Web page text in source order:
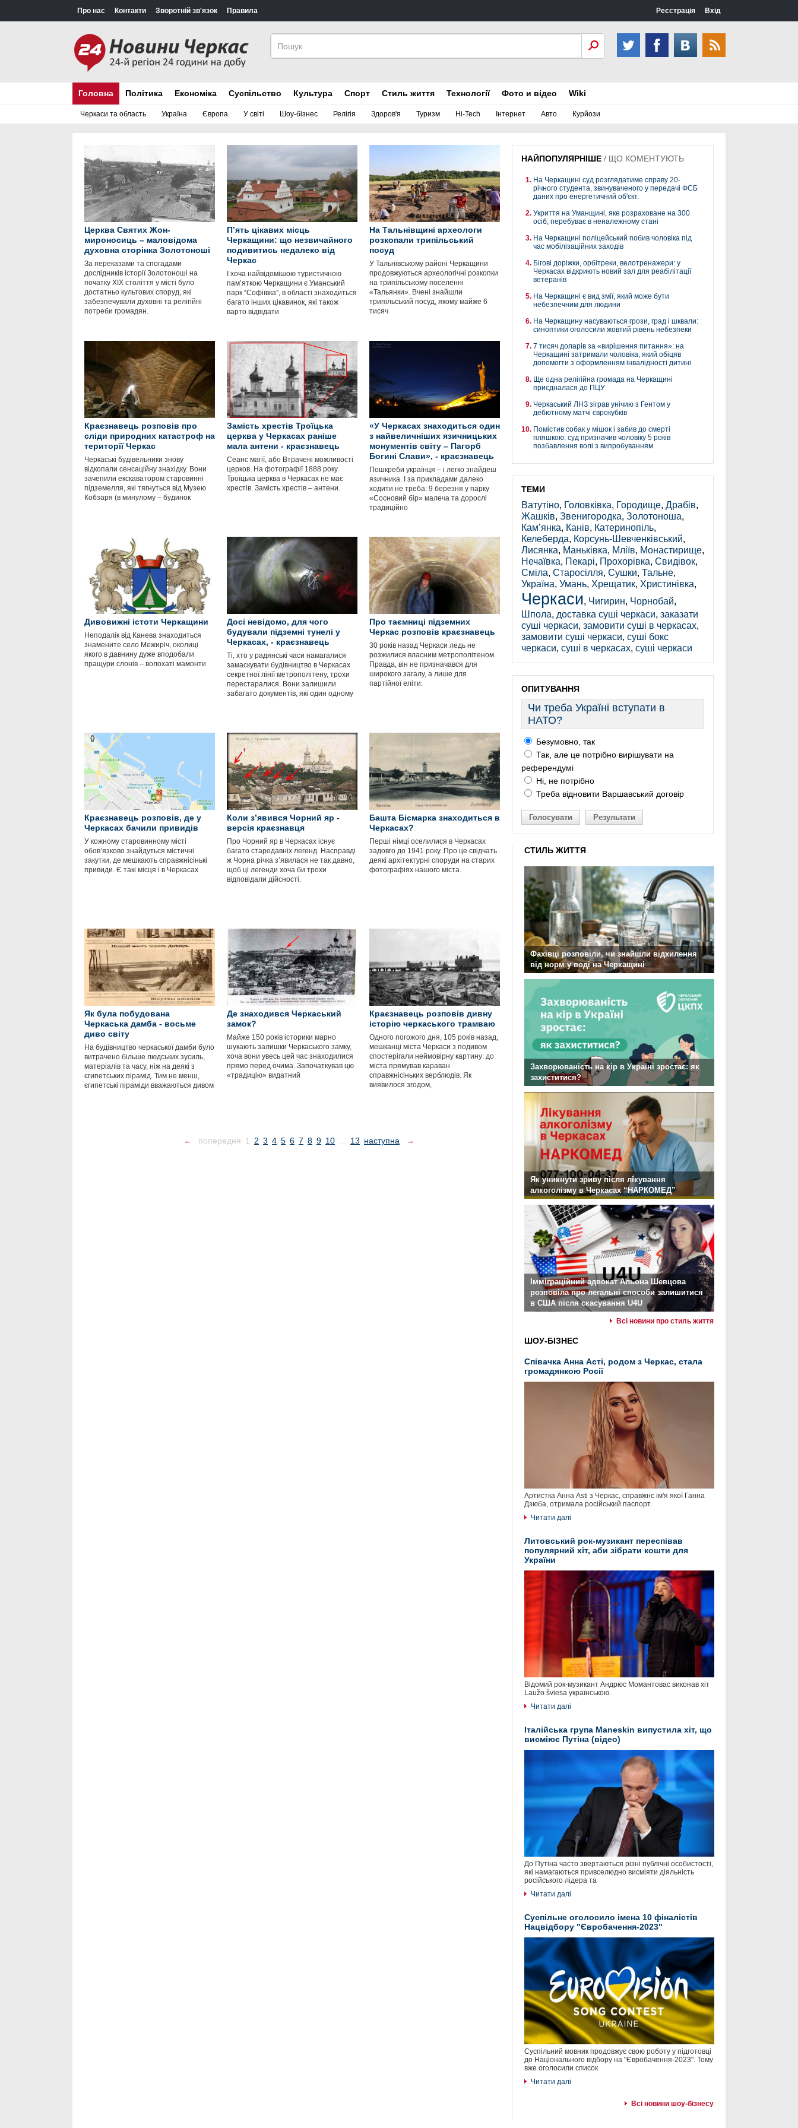
Про нас Контакти Зворотній зв'язок Правила Реєстрація Вхід
Головна
Черкаси та область Україна Європа У світі Шоу-бізнес Релігія Здоров'я Туризм Hi-Tech Інтернет Авто Курйози
Політика Економіка Суспільство Культура Спорт Стиль життя Технології Фото и відео Wiki
Церква Святих Жон-
мироносиць – маловідома
духовна сторінка Золотоноші
За переказами та спогадами
дослідників історії Золотоноші на
початку ХІХ століття у місті було
достатньо культових споруд, які
забезпечували духовні та релігійні
потреби громадян.
П’ять цікавих місць
Черкащини: що незвичайного
подивитись недалеко від
Черкас
І хоча найвідомішою туристичною
пам’яткою Черкащини є Уманський
парк “Софіївка”, в області знаходиться
багато інших цікавинок, які також
варто відвідати
На Тальнівщині археологи
розкопали трипільський
посуд
У Тальнівському районі Черкащини
продовжуються археологічні розкопки
на трипільському поселенні
«Тальянки». Вчені знайшли
трипільський посуд, якому майже 6
тисяч
Краєзнавець розповів про
сліди природних катастроф на
території Черкас
Черкаські будівельники знову
відкопали сенсаційну знахідку. Вони
зачепили екскаватором старовинні
підземелля, які тягнуться від Музею
Кобзаря (в минулому – будинок
Замість хрестів Троїцька
церква у Черкасах раніше
мала антени - краєзнавець
Сеанс магії, або Втрачені можливості
церков. На фотографії 1888 року
Троїцька церква в Черкасах не має
хрестів. Замість хрестів – антени.
«У Черкасах знаходиться один
з найвеличніших язичницьких
монументів світу – Пагорб
Богині Слави», - краєзнавець
Пошкреби українця – і легко знайдеш
язичника. І за прикладами далеко
ходити не треба: 9 березня у парку
«Сосновий бір» малеча та дорослі
традиційно
Дивовижні істоти Черкащини
Неподалік від Канева знаходиться
знамените село Межиріч, околиці
якого в давнину дуже вподобали
пращури слонів – волохаті мамонти
Досі невідомо, для чого
будували підземні тунелі у
Черкасах, - краєзнавець
Ті, хто у радянські часи намагалися
замаскувати будівництво в Черкасах
секретної лінії метрополітену, трохи
перестаралися. Вони залишили
забагато документів, які один одному
Про таємниці підземних
Черкас розповів краєзнавець
30 років назад Черкаси ледь не
розжилися власним метрополітеном.
Правда, він не призначався для
широкого загалу, а лише для
партійної еліти.
Краєзнавець розповів, де у
Черкасах бачили привидів
У кожному старовинному місті
обов’язково знайдуться містичні
закутки, де мешкають справжнісінькі
привиди. Є такі місця і в Черкасах
Коли з’явився Чорний яр -
версія краєзнавця
Про Чорний яр в Черкасах існує
багато стародавніх легенд. Насправді
ж Чорна річка з’явилася не так давно,
щоб ці легенди хоча би трохи
відповідали дійсності.
Башта Бісмарка знаходиться в
Черкасах?
Перші німці оселилися в Черкасах
задовго до 1941 року. Про це свідчать
деякі архітектурні споруди на старих
фотографіях нашого міста.
Як була побудована
Черкаська дамба - восьме
диво світу
На будівництво черкаської дамби було
витрачено більше людських зусиль,
матеріалів та часу, ніж на деякі з
єгипетських пірамід. Тим не менш,
єгипетські піраміди вважаються дивом
Де знаходився Черкаський
замок?
Майже 150 років історики марно
шукають залишки Черкаського замку,
хоча вони увесь цей час знаходилися
прямо перед очима. Започаткував цю
«традицію» видатний
Краєзнавець розповів дивну
історію черкаського трамваю
Одного погожого дня, 105 років назад,
мешканці міста Черкаси з подивом
спостерігали неймовірну картину: до
міста прямував караван
справжнісіньких верблюдів. Як
виявилося згодом,
← попередня 1 2 3 4 5 6 7 8 9 10 13 наступна →
НАЙПОПУЛЯРНІШЕ / ЩО КОМЕНТУЮТЬ
На Черкащині суд розглядатиме справу 20-
річного студента, звинуваченого у передачі ФСБ
даних про енергетичний об'єкт.
Укриття на Уманщині, яке розраховане на 300
осіб, перебуває в неналежному стані
На Черкащині поліцейський побив чоловіка під
час мобілізаційних заходів
Бігові доріжки, орбітреки, велотренажери: у
Черкасах відкриють новий зал для реабілітації
ветеранів
На Черкащині є вид змії, який може бути
небезпечним для людини
На Черкащину насуваються грози, град і шквали:
синоптики оголосили жовтий рівень небезпеки
7 тисяч доларів за «вирішення питання»: на
Черкащині затримали чоловіка, який обіцяв
допомогти з оформленням інвалідності дитині
Ще одна релігійна громада на Черкащині
приєдналася до ПЦУ
Черкаський ЛНЗ зіграв унічию з Гентом у
дебютному матчі єврокубків
Помістив собак у мішок і забив до смерті
пляшкою: суд призначив чоловіку 5 років
позбавлення волі з випробуванням
ТЕМИ
Ватутіно, Головківка, Городище, Драбів,
Жашків, Звенигородка, Золотоноша,
Кам’янка, Канів, Катеринопіль,
Келеберда, Корсунь-Шевченківський,
Лисянка, Маньківка, Мліїв, Монастирище,
Нечаївка, Пекарі, Прохорівка, Свидівок,
Сміла, Старосілля, Сушки, Тальне,
Україна, Умань, Хрещатик, Христинівка,
Черкаси, Чигирин, Чорнобай,
Шпола, доставка суші черкаси, заказати
суші черкаси, замовити суші в черкасах,
замовити суші черкаси, суші бокс
черкаси, суші в черкасах, суші черкаси
ОПИТУВАННЯ
Чи треба Україні вступати в
НАТО?
Безумовно, так
Так, але це потрібно вирішувати на
референдумі
Ні, не потрібно
Треба відновити Варшавський договір
Голосувати Результати
СТИЛЬ ЖИТТЯ
Фахівці розповіли, чи знайшли відхилення
від норм у воді на Черкащині
Захворюваність на кір в Україні зростає: як
захиститися?
Як уникнути зриву після лікування
алкоголізму в Черкасах “НАРКОМЕД”
Імміграційний адвокат Альона Шевцова
розповіла про легальні способи залишитися
в США після скасування U4U
Всі новини про стиль життя
ШОУ-БІЗНЕС
Співачка Анна Асті, родом з Черкас, стала
громадянкою Росії
Артистка Анна Asti з Черкас, справжнє ім'я якої Ганна
Дзюба, отримала російський паспорт.
Читати далі
Литовський рок-музикант переспівав
популярний хіт, аби зібрати кошти для
України
Відомий рок-музикант Андрюс Момантовас виконав хіт
Laužo šviesa українською.
Читати далі
Італійська група Maneskin випустила хіт, що
висміює Путіна (відео)
До Путіна часто звертаються різні публічні особистості,
які намагаються привселюдно висміяти діяльність
російського лідера та
Читати далі
Суспільне оголосило імена 10 фіналістів
Нацвідбору "Євробачення-2023"
Суспільний мовник продовжує свою роботу у підготовці
до Національного відбору на "Євробачення-2023". Тому
вже оголосили список
Читати далі
Всі новини шоу-бізнесу